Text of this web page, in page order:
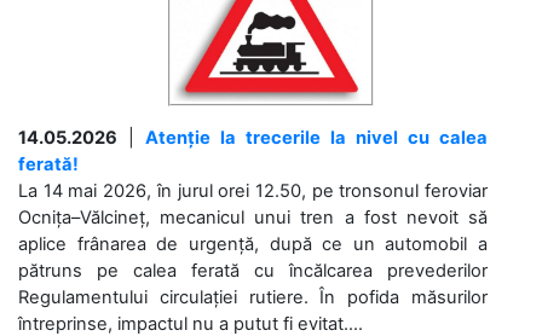
14.05.2026
Atenție la trecerile la nivel cu calea
ferată!
La 14 mai 2026, în jurul orei 12.50, pe tronsonul feroviar
Ocnița–Vălcineț, mecanicul unui tren a fost nevoit să
aplice frânarea de urgență, după ce un automobil a
pătruns pe calea ferată cu încălcarea prevederilor
Regulamentului circulației rutiere. În pofida măsurilor
întreprinse, impactul nu a putut fi evitat....